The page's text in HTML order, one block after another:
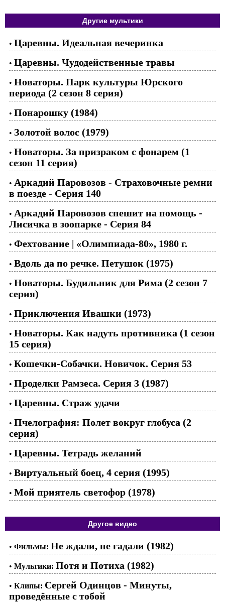
Другие мультики
• Царевны. Идеальная вечеринка
• Царевны. Чудодейственные травы
• Новаторы. Парк культуры Юрского
периода (2 сезон 8 серия)
• Понарошку (1984)
• Золотой волос (1979)
• Новаторы. За призраком с фонарем (1
сезон 11 серия)
• Аркадий Паровозов - Страховочные ремни
в поезде - Серия 140
• Аркадий Паровозов спешит на помощь -
Лисичка в зоопарке - Серия 84
• Фехтование | «Олимпиада-80», 1980 г.
• Вдоль да по речке. Петушок (1975)
• Новаторы. Будильник для Рима (2 сезон 7
серия)
• Приключения Ивашки (1973)
• Новаторы. Как надуть противника (1 сезон
15 серия)
• Кошечки-Собачки. Новичок. Серия 53
• Проделки Рамзеса. Серия 3 (1987)
• Царевны. Страж удачи
• Пчелография: Полет вокруг глобуса (2
серия)
• Царевны. Тетрадь желаний
• Виртуальный боец, 4 серия (1995)
• Мой приятель светофор (1978)
Другое видео
• Фильмы: Не ждали, не гадали (1982)
• Мультики: Потя и Потиха (1982)
• Клипы: Сергей Одинцов - Минуты,
проведённые с тобой